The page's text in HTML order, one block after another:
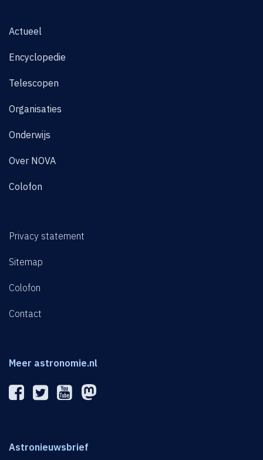
Actueel
Encyclopedie
Telescopen
Organisaties
Onderwijs
Over NOVA
Colofon
Privacy statement
Sitemap
Colofon
Contact
Meer astronomie.nl
Astronieuwsbrief